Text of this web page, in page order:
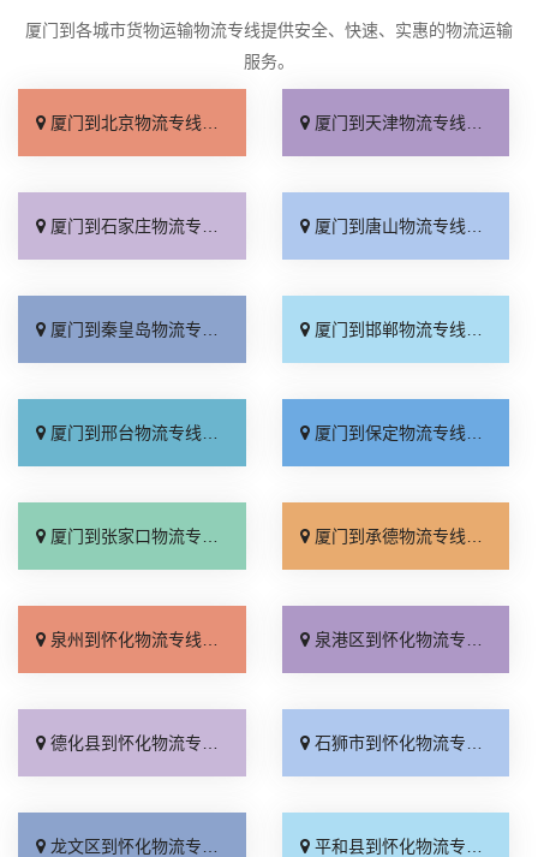
厦门到各城市货物运输物流专线提供安全、快速、实惠的物流运输
服务。
厦门到北京物流专线_直达不中转「送货到门」 厦门到天津物流专线_运保时效「高效快运」
厦门到石家庄物流专线_准时准点「多少公里」 厦门到唐山物流专线_全境派送「收费介绍」
厦门到秦皇岛物流专线_高效运输「运保时效」 厦门到邯郸物流专线_物流拼车「全境配送」
厦门到邢台物流专线_专业靠谱「上门提货」 厦门到保定物流专线_全程直达「高效运输」
厦门到张家口物流专线_全境派送「多久能到」 厦门到承德物流专线_专业调车「合理收费」
泉州到怀化物流专线_实时跟踪 「直达到站」 泉港区到怀化物流专线_来电咨询「快运有保障」
德化县到怀化物流专线_全境派送「按时送达」 石狮市到怀化物流专线_多久能到「要多少钱」
龙文区到怀化物流专线_省事省心「全程无虑」 平和县到怀化物流专线_急你所需「运价行情」